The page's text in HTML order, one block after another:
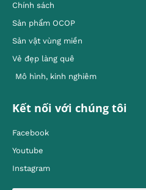
Chính sách
Sản phẩm OCOP
Sản vật vùng miền
Vẻ đẹp làng quê
Mô hình, kinh nghiêm
Kết nối với chúng tôi
Facebook
Youtube
Instagram